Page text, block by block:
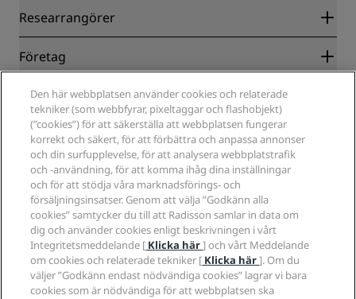
Radisson Rewards
Blog
Destinationer
Radisson Hotels APP
Hotell godkända för sporter
Familjevänliga hotell
Hälsa och säkerhet
Researrangörer
Samarbetspartners
Resebyråer
Företag
Radisson Hotel Group
Media
Jobberbjudanden RHG
Jobberbjudanden PPHE
Lediga jobb EHL
The Club by RHG
Utvecklingsmöjligheter
Ansvarsfullt företagande
Anskaffning
Juridiskt
Integritetscenter
Juridiskt meddelande
Radisson Rewards villkor
Webbplatsanvändningsavtal
Digital tillgänglighet
Uttalande om modernt slaveri
Hjälp
Meddelanden till konsumenter
Kontakt
Frågor och svar
Sidkarta
Sociala medier
Radisson Hotels varumärken
Den här webbplatsen använder cookies och relaterade
tekniker (som webbfyrar, pixeltaggar och flashobjekt)
(”cookies”) för att säkerställa att webbplatsen fungerar
korrekt och säkert, för att förbättra och anpassa annonser
och din surfupplevelse, för att analysera webbplatstrafik
och -användning, för att komma ihåg dina inställningar
och för att stödja våra marknadsförings- och
försäljningsinsatser. Genom att välja ”Godkänn alla
cookies” samtycker du till att Radisson samlar in data om
dig och använder cookies enligt beskrivningen i vårt
Integritetsmeddelande [ Klicka här] och vårt Meddelande
om cookies och relaterade tekniker [ Klicka här]. Om du
väljer ”Godkänn endast nödvändiga cookies” lagrar vi bara
cookies som är nödvändiga för att webbplatsen ska